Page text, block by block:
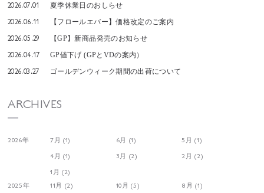
2026.07.01 夏季休業日のおしらせ
2026.06.11 【フロールエバー】価格改定のご案内
2026.05.29 【GP】新商品発売のお知らせ
2026.04.17 GP値下げ (GPとVDの案内）
2026.03.27 ゴールデンウィーク期間の出荷について
ARCHIVES
2026年 7月 (1) 6月 (1)
5月 (1)
4月 (1)
3月 (2)
2月 (2)
1月 (2)
2025年
11月 (2) 10月 (5)
8月 (1)